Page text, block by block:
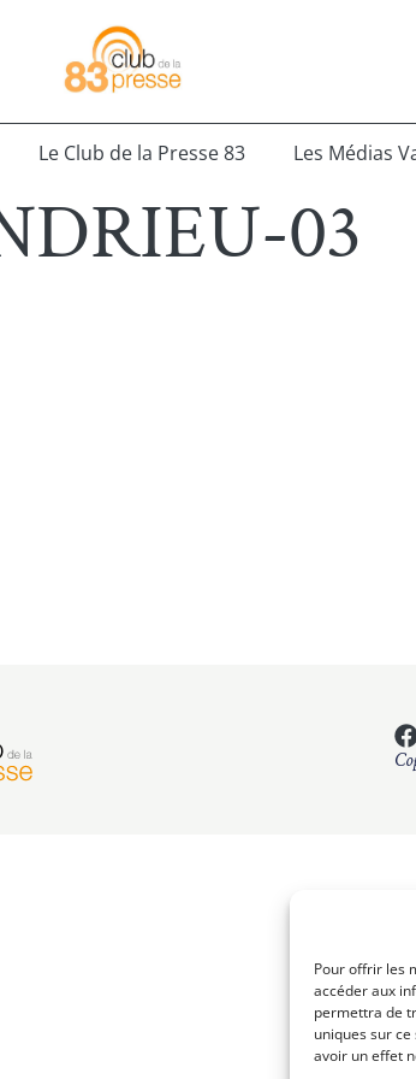
Pour offrir les
accéder aux
permettra de
uniques sur
avoir un effet
Le Club de la Presse 83 Les Médias
03